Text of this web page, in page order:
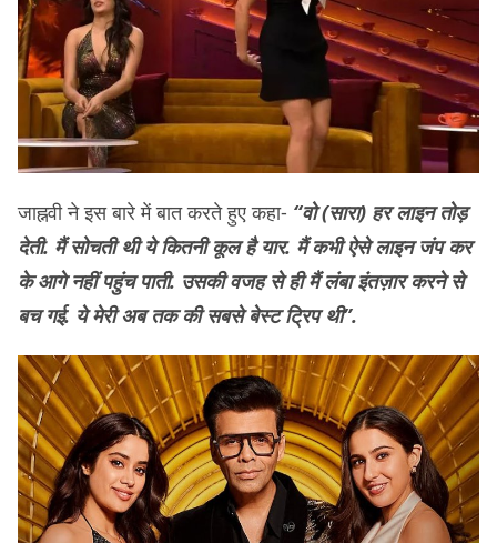
जाह्नवी ने इस बारे में बात करते हुए कहा- “वो (सारा) हर लाइन तोड़
देती. मैं सोचती थी ये कितनी कूल है यार. मैं कभी ऐसे लाइन जंप कर
के आगे नहीं पहुंच पाती. उसकी वजह से ही मैं लंबा इंतज़ार करने से
बच गई. ये मेरी अब तक की सबसे बेस्ट ट्रिप थी”.